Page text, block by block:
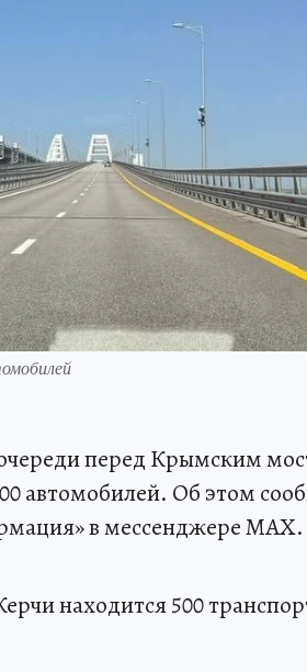
перед Крымским
автомобилей. Об этом
в мессенджере MAX.
находится 500